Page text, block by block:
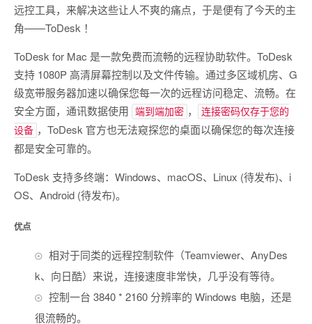
远控工具，来解决这些让人不爽的痛点，于是便有了今天的主
角——ToDesk ！
ToDesk for Mac 是一款免费而流畅的远程协助软件。ToDesk
支持 1080P 高清屏幕控制以及文件传输。通过多区域机房、G
级宽带服务器加速以确保您每一次的远程访问稳定、流畅。在
安全方面，通讯数据使用
端到端加密 ，
连接密码仅存于您的
设备 ，ToDesk 官方也无法窥探您的桌面以确保您的每次连接
都是安全可靠的。
ToDesk 支持多终端：Windows、macOS、Linux (待发布)、i
OS、Android (待发布)。
优点
相对于同类的远程控制软件（Teamviewer、AnyDes
k、向日酷）来说，连接速度非常快，几乎没有等待。
控制一台 3840 * 2160 分辨率的 Windows 电脑，还是
很流畅的。